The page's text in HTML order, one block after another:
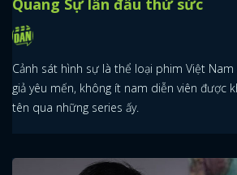
Quang Sự lần đầu thử sức
Cảnh sát hình sự là thể loại phim Việt
giả yêu mến, không ít nam diễn viên được
tên qua những series ấy.